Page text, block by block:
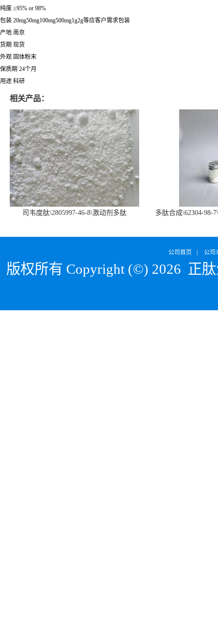
纯度 ≥95% or 98%
包装 20mg50mg100mg500mg1g2g等应客户需求包装
产地 南京
货期 现货
外观 固体粉末
保质期 24个月
用途 科研
相关产品：
司韦度肽\2805997-46-8\激动剂多肽
多肽合成\62304-98-
公司首页 公司
版权所有 Copyright (©) 2026 正